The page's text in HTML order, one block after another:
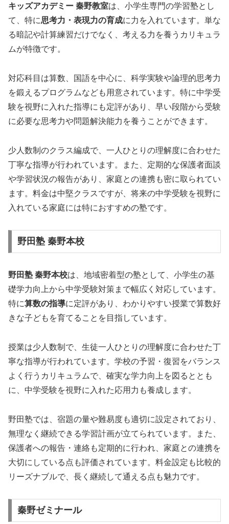
キッズアカデミー 秦野教室は、小学生専門の学習塾とし
て、特に思考力・表現力の育成に力を入れています。単な
る暗記や計算練習だけでなく、考える力を養うカリキュラ
ムが特徴です。
対応科目は算数、国語を中心に、科学実験や論理的思考力
を鍛えるプログラムなども用意されています。特に中学受
験を視野に入れた指導にも定評があり、早い段階から受験
に必要な思考力や問題解決能力を養うことができます。
少人数制のクラス編成で、一人ひとりの理解度に合わせた
丁寧な指導が行われています。また、定期的な保護者面談
や学習状況の報告があり、家庭との連携も密に取られてい
ます。料金は中堅クラスですが、将来の中学受験を視野に
入れている家庭には特におすすめの塾です。
野田塾 秦野本校
野田塾 秦野本校は、地域密着型の塾として、小学生の基
礎学力向上から中学受験対策まで幅広く対応しています。
特に算数の指導に定評があり、わかりやすい授業で算数好
きな子どもを育てることを目指しています。
授業は少人数制で、生徒一人ひとりの理解度に合わせた丁
寧な指導が行われています。学校の予習・復習をバランス
よく行うカリキュラムで、確実な学力向上を図るととも
に、中学受験を視野に入れた応用力も養成します。
野田塾では、宿題の量や難易度も適切に設定されており、
無理なく継続できる学習計画が立てられています。また、
保護者への報告・連絡も定期的に行われ、家庭との連携を
大切にしている点も評価されています。料金設定も比較的
リーズナブルで、長く継続して通える点も魅力です。
秦野ゼミナール